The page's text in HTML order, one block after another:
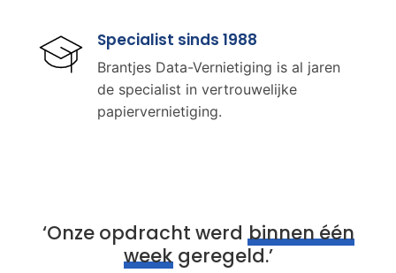
Specialist sinds 1988
Brantjes Data-Vernietiging is al jaren
de specialist in vertrouwelijke
papiervernietiging.
‘Onze opdracht werd binnen één
weekgeregeld.’